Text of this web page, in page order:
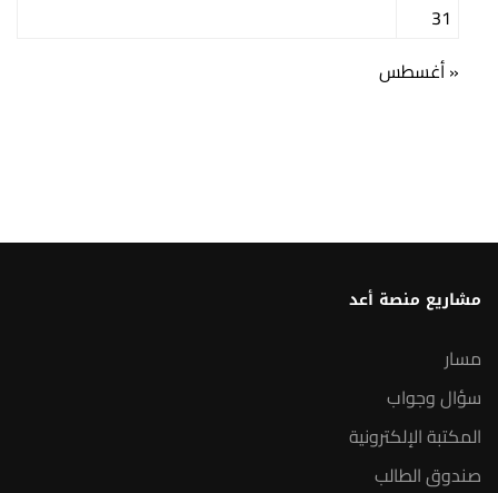
31
« أغسطس
مشاريع منصة أعد
مسار
سؤال وجواب
المكتبة الإلكترونية
صندوق الطالب